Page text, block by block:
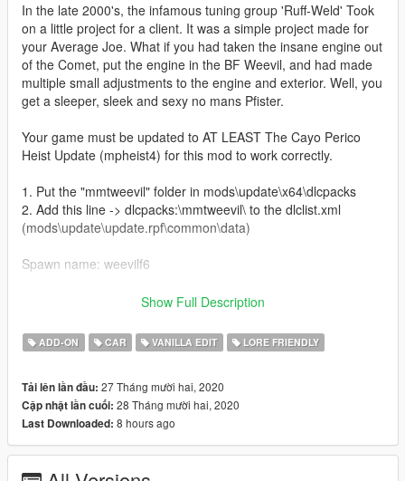
In the late 2000's, the infamous tuning group 'Ruff-Weld' Took
on a little project for a client. It was a simple project made for
your Average Joe. What if you had taken the insane engine out
of the Comet, put the engine in the BF Weevil, and had made
multiple small adjustments to the engine and exterior. Well, you
get a sleeper, sleek and sexy no mans Pfister.
Your game must be updated to AT LEAST The Cayo Perico
Heist Update (mpheist4) for this mod to work correctly.
1. Put the "mmtweevil" folder in mods\update\x64\dlcpacks
2. Add this line -> dlcpacks:\mmtweevil\ to the dlclist.xml
(mods\update\update.rpf\common\data)
Spawn name: weevilf6
New Handling
Removed Indicators
Air Ride
Liveries
Credits:
Show Full Description
ADD-ON CAR VANILLA EDIT LORE FRIENDLY
Tải lên lần đầu: 27 Tháng mười hai, 2020
Cập nhật lần cuối: 28 Tháng mười hai, 2020
Last Downloaded: 8 hours ago